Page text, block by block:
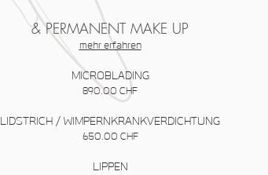
& PERMANENT MAKE UP
mehr erfahren
MICROBLADING
890.00 CHF
LIDSTRICH / WIMPERNKRANKVERDICHTUNG
650.00 CHF
LIPPEN